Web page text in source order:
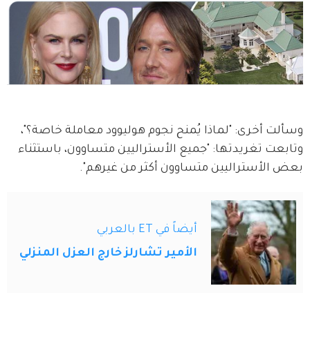
وسألت أخرى: "لماذا يُمنح نجوم هوليوود معاملة خاصة؟"،
وتابعت تغريدتها: "جميع الأستراليين متساوون، باستثناء
بعض الأستراليين متساوون أكثر من غيرهم".
أيضاً في ET بالعربي
الأمير تشارلز خارج العزل المنزلي